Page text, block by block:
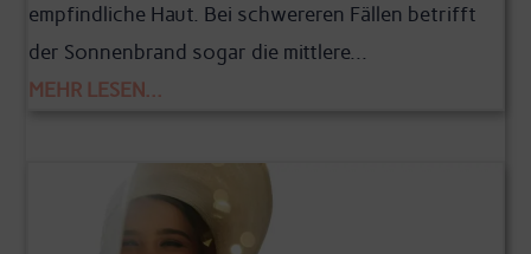
empfindliche Haut. Bei schwereren Fällen betrifft
der Sonnenbrand sogar die mittlere...
MEHR LESEN...